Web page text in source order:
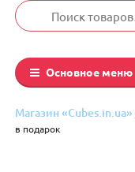
Искать:
Основное меню
Магазин «Cubes.in.ua»
в подарок